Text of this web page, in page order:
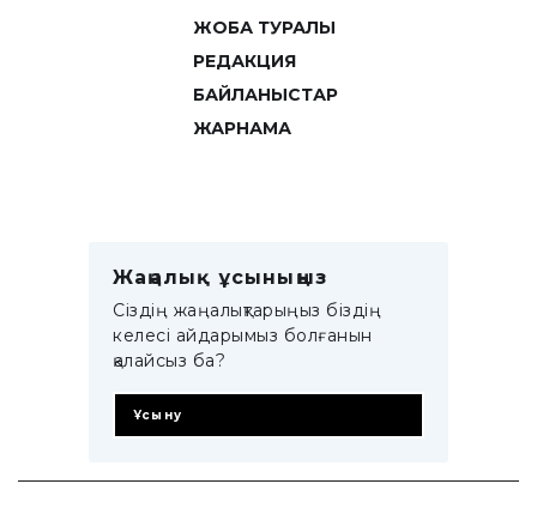
ЖОБА ТУРАЛЫ
РЕДАКЦИЯ
БАЙЛАНЫСТАР
ЖАРНАМА
Жаңалық ұсыныңыз
Сіздің жаңалықтарыңыз біздің
келесі айдарымыз болғанын
қалайсыз ба?
Ұсыну